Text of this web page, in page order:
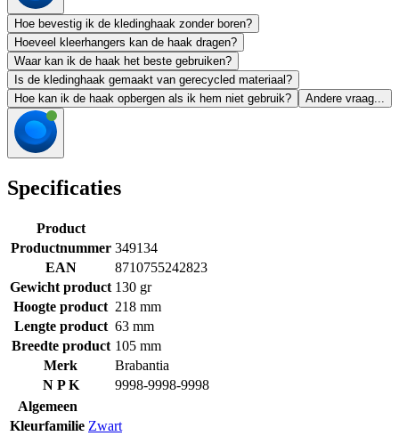
Hoe bevestig ik de kledinghaak zonder boren?
Hoeveel kleerhangers kan de haak dragen?
Waar kan ik de haak het beste gebruiken?
Is de kledinghaak gemaakt van gerecycled materiaal?
Hoe kan ik de haak opbergen als ik hem niet gebruik?
Andere vraag...
Specificaties
Product
Productnummer 349134
EAN
8710755242823
Gewicht product 130 gr
Hoogte product 218 mm
Lengte product 63 mm
Breedte product 105 mm
Merk
Brabantia
N P K
9998-9998-9998
Algemeen
Kleurfamilie Zwart